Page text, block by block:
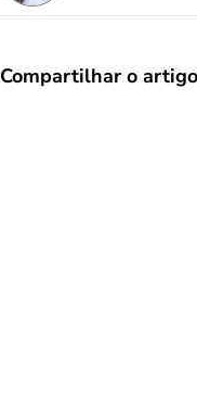
Compartilhar o